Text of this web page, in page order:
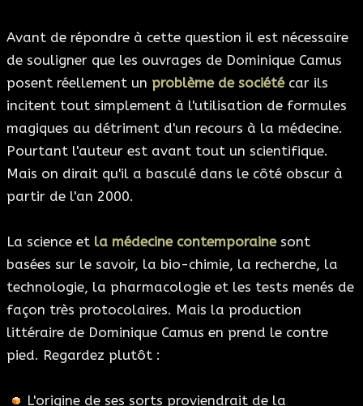
Avant de répondre à cette question il est nécessaire
de souligner que les ouvrages de Dominique Camus
posent réellement un problème de sociétécar ils
incitent tout simplement à l'utilisation de formules
magiques au détriment d'un recours à la médecine.
Pourtant l'auteur est avant tout un scientifique.
Mais on dirait qu'il a basculé dans le côté obscur à
partir de l'an 2000.
La science et la médecine contemporainesont
basées sur le savoir, la bio-chimie, la recherche, la
technologie, la pharmacologie et les tests menés de
façon très protocolaires. Mais la production
littéraire de Dominique Camus en prend le contre
pied. Regardez plutôt :
L'origine de ses sorts proviendrait de la